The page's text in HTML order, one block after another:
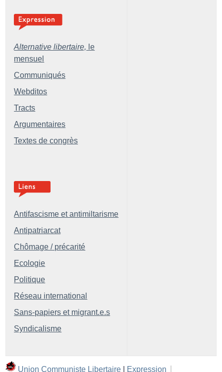
Alternative libertaire, le
mensuel
Communiqués
Webditos
Tracts
Argumentaires
Textes de congrès
Antifascisme et antimiltarisme
Antipatriarcat
Chômage / précarité
Ecologie
Politique
Réseau international
Sans-papiers et migrant.e.s
Syndicalisme
Union Communiste Libertaire Expression